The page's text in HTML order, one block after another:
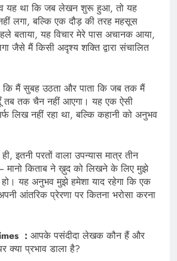
यह था कि जब लेखन शुरू हुआ, तो यह
लगा, बल्कि एक दौड़ की तरह महसूस
बताया, यह विचार मेरे पास अचानक आया,
जैसे मैं किसी अदृश्य शक्ति द्वारा संचालित
कि मैं सुबह उठता और पाता कि जब तक मैं
तब तक चैन नहीं आएगा। यह एक ऐसी
लिख नहीं रहा था, बल्कि कहानी को अनुभव
इतनी परतों वाला उपन्यास मात्र तीन
मानो किताब ने ख़ुद को लिखने के लिए मुझे
हो। यह अनुभव मुझे हमेशा याद रहेगा कि एक
आंतरिक प्रेरणा पर कितना भरोसा करना
: आपके पसंदीदा लेखक कौन हैं और
प्रभाव डाला है?